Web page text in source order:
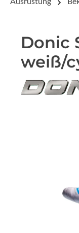
Donic
weiß/